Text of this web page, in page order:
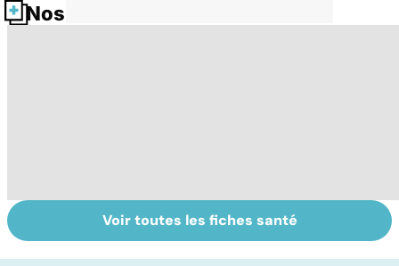
Nos fiches santé
Suicide : prévenir
le passage à
Le TDAH, un
trouble de
Voir toutes les fiches santé